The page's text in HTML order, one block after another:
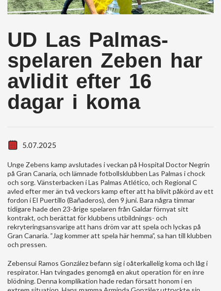
UD Las Palmas-
spelaren Zeben har
avlidit efter 16
dagar i koma
5.07.2025
Unge Zebens kamp avslutades i veckan på Hospital Doctor Negrín
på Gran Canaria, och lämnade fotbollsklubben Las Palmas i chock
och sorg. Vänsterbacken i Las Palmas Atlético, och Regional C
avled efter mer än två veckors kamp efter att ha blivit påkörd av ett
fordon i El Puertillo (Bañaderos), den 9 juni. Bara några timmar
tidigare hade den 23-årige spelaren från Galdar förnyat sitt
kontrakt, och berättat för klubbens utbildnings- och
rekryteringsansvarige att hans dröm var att spela och lyckas på
Gran Canaria. ”Jag kommer att spela här hemma”, sa han till klubben
och pressen.
Zebensui Ramos González befann sig i oåterkallelig koma och låg i
respirator. Han tvingades genomgå en akut operation för en inre
blödning. Denna komplikation hade redan försatt honom i en